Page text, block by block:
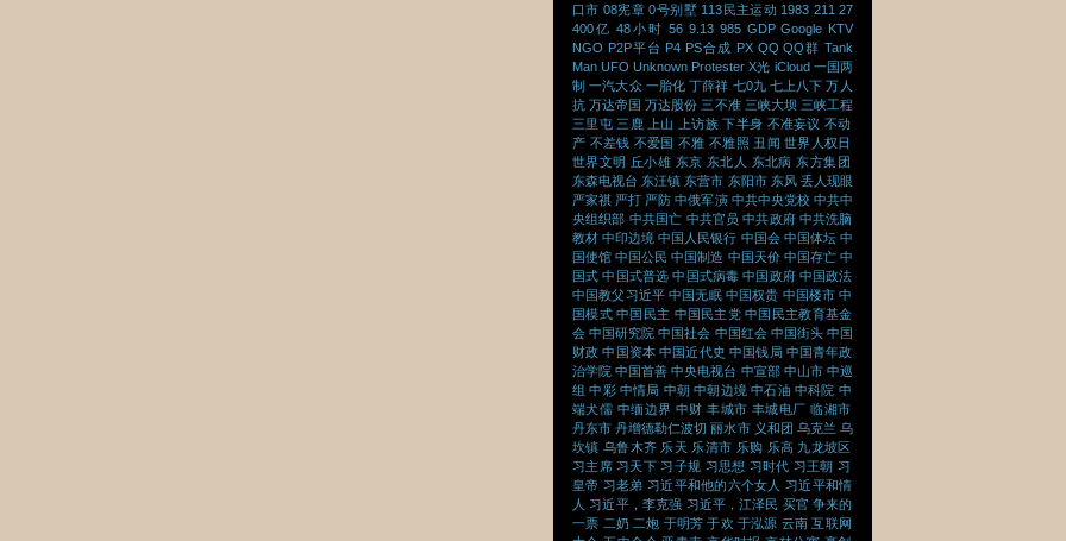
口市 08宪章 0号别墅 113民主运动 1983 211 27
400亿 48小时 56 9.13 985 GDP Google KTV
NGO P2P平台 P4 PS合成 PX QQ QQ群 Tank
Man UFO Unknown Protester X光 iCloud 一国两
制 一汽大众 一胎化 丁薛祥 七0九 七上八下 万人
抗 万达帝国 万达股份 三不准 三峡大坝 三峡工程
三里屯 三鹿 上山 上访族 下半身 不准妄议 不动
产 不差钱 不爱国 不雅 不雅照 丑闻 世界人权日
世界文明 丘小雄 东京 东北人 东北病 东方集团
东森电视台 东汪镇 东营市 东阳市 东风 丢人现眼
严家祺 严打 严防 中俄军演 中共中央党校 中共中
央组织部 中共国亡 中共官员 中共政府 中共洗脑
教材 中印边境 中国人民银行 中国会 中国体坛 中
国使馆 中国公民 中国制造 中国天价 中国存亡 中
国式 中国式普选 中国式病毒 中国政府 中国政法
中国教父习近平 中国无眠 中国权贵 中国楼市 中
国模式 中国民主 中国民主党 中国民主教育基金
会 中国研究院 中国社会 中国红会 中国街头 中国
财政 中国资本 中国近代史 中国钱局 中国青年政
治学院 中国首善 中央电视台 中宣部 中山市 中巡
组 中彩 中情局 中朝 中朝边境 中石油 中科院 中
端犬儒 中缅边界 中财 丰城市 丰城电厂 临湘市
丹东市 丹增德勒仁波切 丽水市 义和团 乌克兰 乌
坎镇 乌鲁木齐 乐天 乐清市 乐购 乐高 九龙坡区
习主席 习天下 习子规 习思想 习时代 习王朝 习
皇帝 习老弟 习近平和他的六个女人 习近平和情
人 习近平，李克强 习近平，江泽民 买官 争来的
一票 二奶 二炮 于明芳 于欢 于泓源 云南 互联网